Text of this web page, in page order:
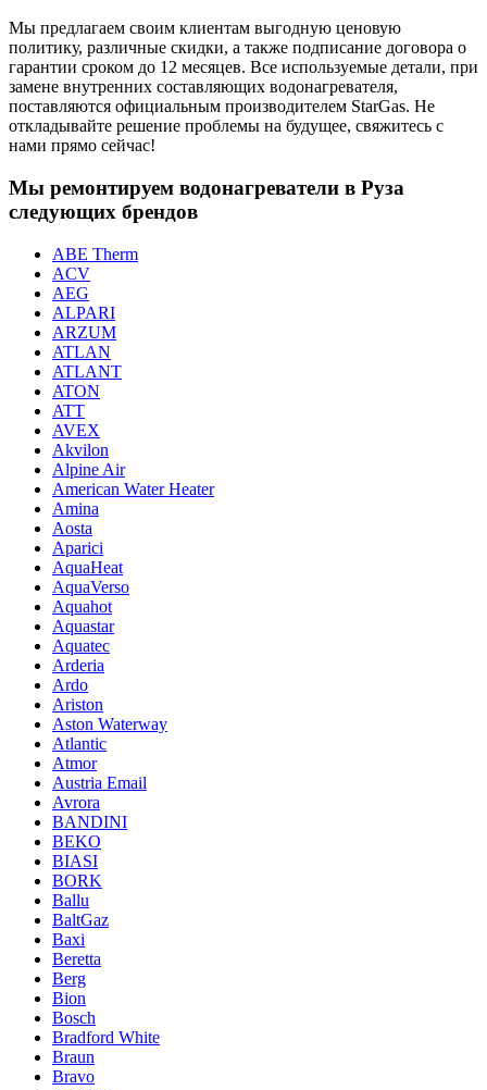
Мы предлагаем своим клиентам выгодную ценовую
политику, различные скидки, а также подписание договора о
гарантии сроком до 12 месяцев. Все используемые детали, при
замене внутренних составляющих водонагревателя,
поставляются официальным производителем StarGas. Не
откладывайте решение проблемы на будущее, свяжитесь с
нами прямо сейчас!
Мы ремонтируем водонагреватели в Руза
следующих брендов
ABE Therm
ACV
AEG
ALPARI
ARZUM
ATLAN
ATLANT
ATON
ATT
AVEX
Akvilon
Alpine Air
American Water Heater
Amina
Aosta
Aparici
AquaHeat
AquaVerso
Aquahot
Aquastar
Aquatec
Arderia
Ardo
Ariston
Aston Waterway
Atlantic
Atmor
Austria Email
Avrora
BANDINI
BEKO
BIASI
BORK
Ballu
BaltGaz
Baxi
Beretta
Berg
Bion
Bosch
Bradford White
Braun
Bravo